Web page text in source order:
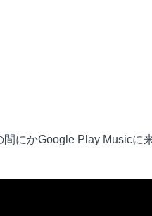
にかGoogle Play Musicに